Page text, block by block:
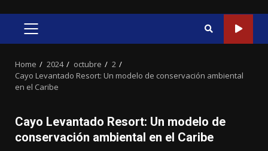
PRIMARY
Home 2024 octubre
2
Cayo Levantado Resort: Un modelo de conservación ambiental
en el Caribe
Cayo Levantado Resort: Un modelo de
conservación ambiental en el Caribe